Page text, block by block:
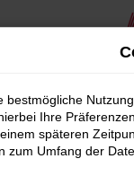
bei
der sowohl
bestmögliche
Ihre
späteren
zum Umfang der